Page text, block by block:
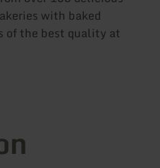
with baked
of the best quality at